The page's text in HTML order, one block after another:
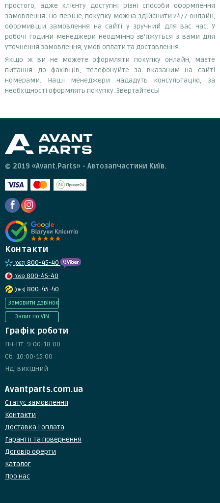
простого, адже клієнту доступні різні способи оформлення
замовлення. По-перше, покупку можна здійснити 24/7 онлайн,
оформивши замовлення на сайті у зручний для вас час. У
робочі години менеджери неодмінно зв'яжуться з вами для
уточнення замовлення, умов оплати та доставлення.
Якщо ж ви не можете оформляти покупку онлайн, маєте
питання до фахівців, телефонуйте за вказаним на сайті
номерами. Наші менеджери нададуть консультацію, за
необхідності оформлять покупку. Звертайтесь!
© 2019 «Avant.Parts» - Автозапчастини Київ.
Контакти
(067) 800-45-40
(095) 800-45-40
(063) 800-45-40
Замовити дзвінок
Запит по VIN
Графік роботи
Пн-Пт: 9:00-18:00
Сб: 10:00-15:00
Нд: вихідний
Avantparts.com.ua
Статус замовлення
Контакти
Доставка і оплата
Гарантії та повернення
Договір оферти
Каталог
Про нас